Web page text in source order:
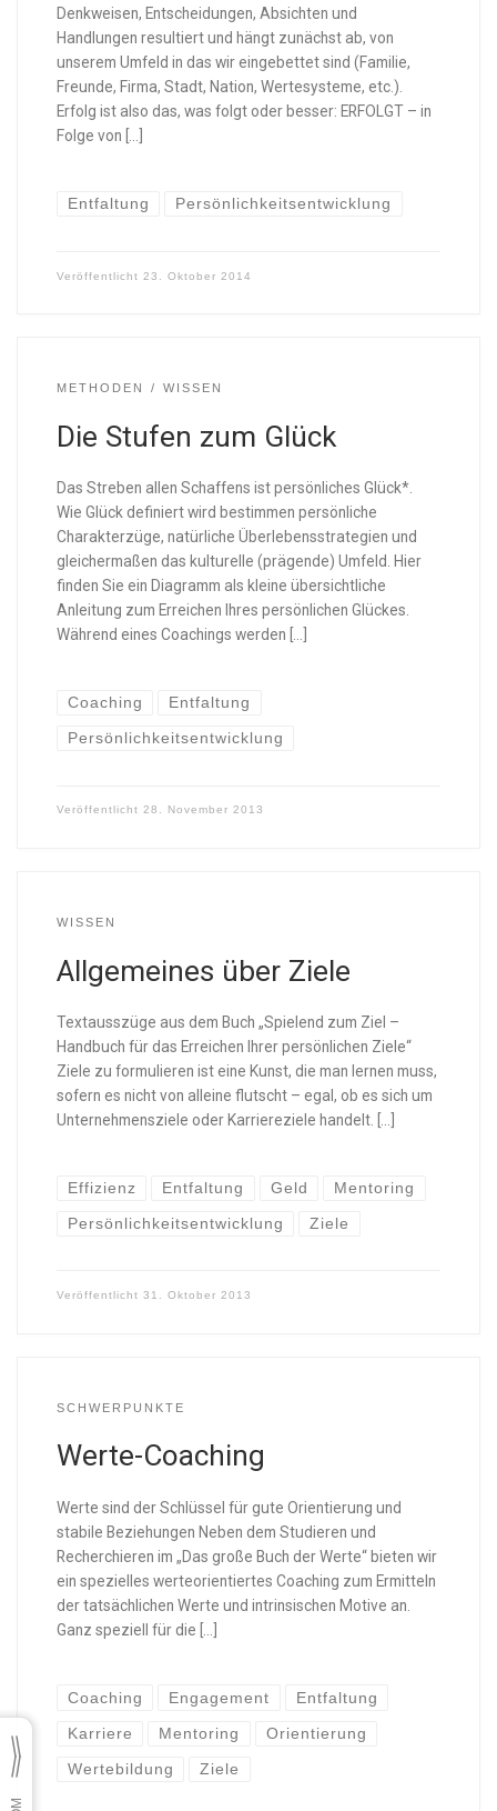
Denkweisen, Entscheidungen, Absichten und
Handlungen resultiert und hängt zunächst ab, von
unserem Umfeld in das wir eingebettet sind (Familie,
Freunde, Firma, Stadt, Nation, Wertesysteme, etc.).
Erfolg ist also das, was folgt oder besser: ERFOLGT – in
Folge von […]
Entfaltung Persönlichkeitsentwicklung
Veröffentlicht 23. Oktober 2014
METHODEN WISSEN
Die Stufen zum Glück
Das Streben allen Schaffens ist persönliches Glück*.
Wie Glück definiert wird bestimmen persönliche
Charakterzüge, natürliche Überlebensstrategien und
gleichermaßen das kulturelle (prägende) Umfeld. Hier
finden Sie ein Diagramm als kleine übersichtliche
Anleitung zum Erreichen Ihres persönlichen Glückes.
Während eines Coachings werden […]
Coaching Entfaltung
Persönlichkeitsentwicklung
Veröffentlicht 28. November 2013
WISSEN
Allgemeines über Ziele
Textausszüge aus dem Buch „Spielend zum Ziel –
Handbuch für das Erreichen Ihrer persönlichen Ziele“
Ziele zu formulieren ist eine Kunst, die man lernen muss,
sofern es nicht von alleine flutscht – egal, ob es sich um
Unternehmensziele oder Karriereziele handelt. […]
Effizienz Entfaltung Geld Mentoring
Persönlichkeitsentwicklung Ziele
Veröffentlicht 31. Oktober 2013
SCHWERPUNKTE
Werte-Coaching
Werte sind der Schlüssel für gute Orientierung und
stabile Beziehungen Neben dem Studieren und
Recherchieren im „Das große Buch der Werte“ bieten wir
ein spezielles werteorientiertes Coaching zum Ermitteln
der tatsächlichen Werte und intrinsischen Motive an.
Ganz speziell für die […]
Coaching Engagement Entfaltung
Karriere Mentoring Orientierung
Wertebildung Ziele